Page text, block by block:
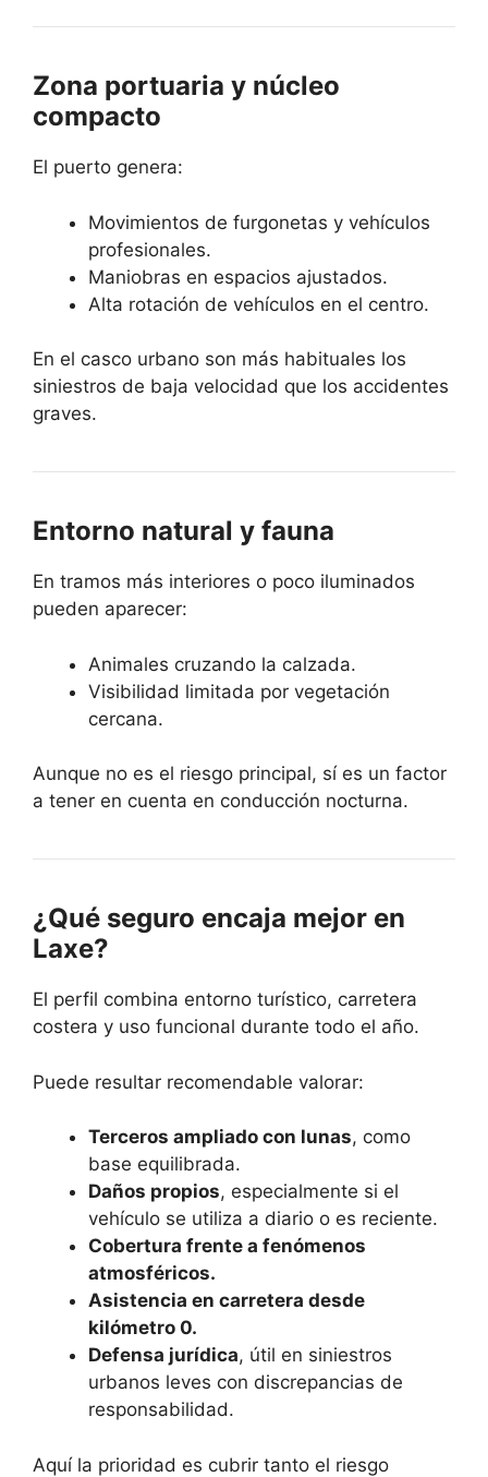
Zona portuaria y núcleo
compacto
El puerto genera:
Movimientos de furgonetas y vehículos
profesionales.
Maniobras en espacios ajustados.
Alta rotación de vehículos en el centro.
En el casco urbano son más habituales los
siniestros de baja velocidad que los accidentes
graves.
Entorno natural y fauna
En tramos más interiores o poco iluminados
pueden aparecer:
Animales cruzando la calzada.
Visibilidad limitada por vegetación
cercana.
Aunque no es el riesgo principal, sí es un factor
a tener en cuenta en conducción nocturna.
¿Qué seguro encaja mejor en
Laxe?
El perfil combina entorno turístico, carretera
costera y uso funcional durante todo el año.
Puede resultar recomendable valorar:
Terceros ampliado con lunas, como
base equilibrada.
Daños propios, especialmente si el
vehículo se utiliza a diario o es reciente.
Cobertura frente a fenómenos
atmosféricos.
Asistencia en carretera desde
kilómetro 0.
Defensa jurídica, útil en siniestros
urbanos leves con discrepancias de
responsabilidad.
Aquí la prioridad es cubrir tanto el riesgo